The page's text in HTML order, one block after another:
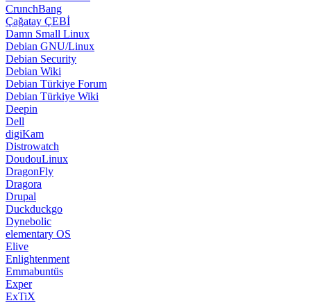
CrunchBang
Çağatay ÇEBİ
Damn Small Linux
Debian GNU/Linux
Debian Security
Debian Wiki
Debian Türkiye Forum
Debian Türkiye Wiki
Deepin
Dell
digiKam
Distrowatch
DoudouLinux
DragonFly
Dragora
Drupal
Duckduckgo
Dynebolic
elementary OS
Elive
Enlightenment
Emmabuntüs
Exper
ExTiX